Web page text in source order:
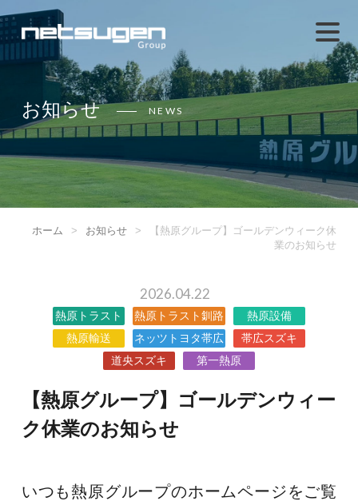
お知らせ NEWS
ホーム > お知らせ >
【熱原グループ】ゴールデンウィーク休
業のお知らせ
2026.04.22
熱原トラスト 熱原トラスト釧路
熱原設備
熱原輸送
ネッツトヨタ帯広
帯広スズキ
道央スズキ
第一熱原
【熱原グループ】ゴールデンウィー
ク休業のお知らせ
いつも熱原グループのホームページをご覧